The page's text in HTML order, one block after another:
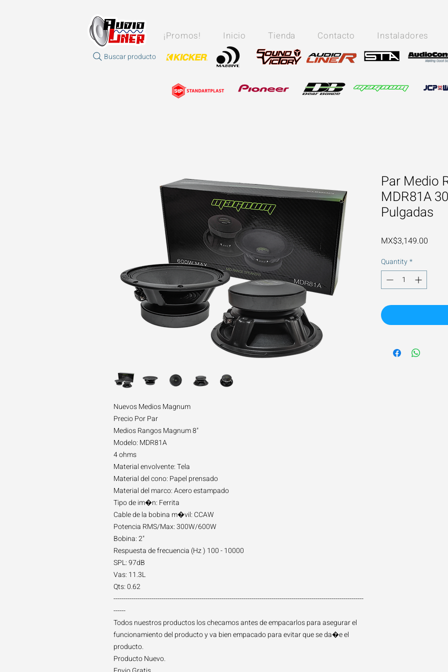
¡Promos! Inicio Tienda Contacto Instaladores
Buscar producto
Nuevos Medios Magnum
Precio Por Par
Medios Rangos Magnum 8"
Modelo: MDR81A
4 ohms
Material envolvente: Tela
Material del cono: Papel prensado
Material del marco: Acero estampado
Tipo de im�n: Ferrita
Cable de la bobina m�vil: CCAW
Potencia RMS/Max: 300W/600W
Bobina: 2"
Respuesta de frecuencia (Hz ) 100 - 10000
SPL: 97dB
Vas: 11.3L
Qts: 0.62
-----------------------------------------------------------------------------------------------------------------------------
------
Todos nuestros productos los checamos antes de empacarlos para asegurar el
funcionamiento del producto y va bien empacado para evitar que se da�e el
producto.
Producto Nuevo.
Par Medio
MDR81A
Pulgadas
MX$3,149.00
Quantity*